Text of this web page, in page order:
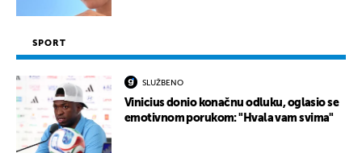
SPORT
SLUŽBENO
Vinicius donio konačnu odluku, oglasio se
emotivnom porukom: "Hvala vam svima"